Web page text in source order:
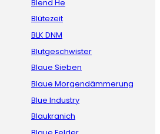
Blend He
Blütezeit
BLK DNM
Blutgeschwister
Blaue Sieben
Blaue Morgendämmerung
Blue Industry
Blaukranich